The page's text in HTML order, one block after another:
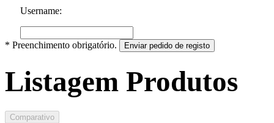
Username:
* Preenchimento obrigatório. Enviar pedido de registo
Listagem Produtos
Comparativo